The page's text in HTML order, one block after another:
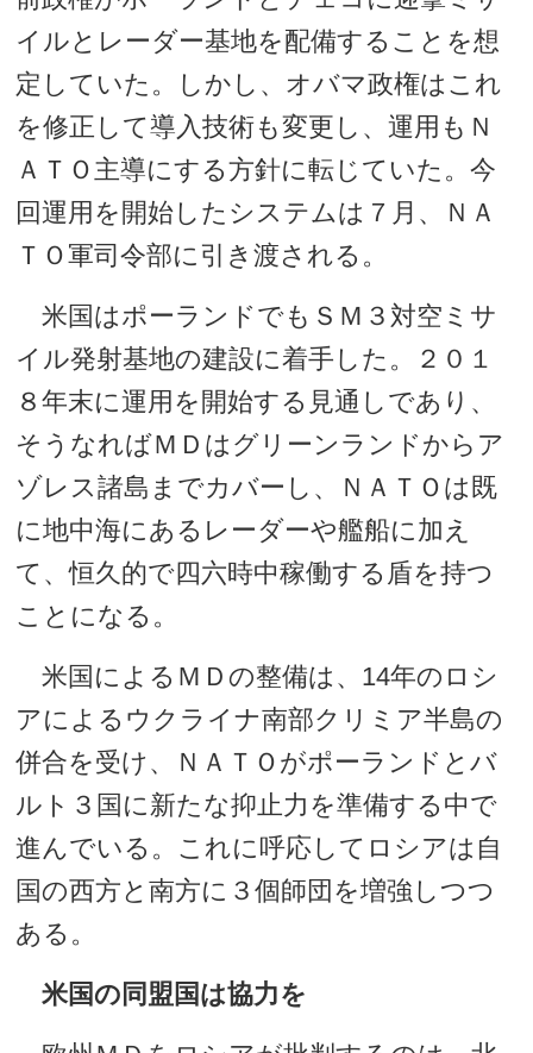
イルとレーダー基地を配備することを想
定していた。しかし、オバマ政権はこれ
を修正して導入技術も変更し、運用もＮ
ＡＴＯ主導にする方針に転じていた。今
回運用を開始したシステムは７月、ＮＡ
ＴＯ軍司令部に引き渡される。
米国はポーランドでもＳＭ３対空ミサ
イル発射基地の建設に着手した。２０１
８年末に運用を開始する見通しであり、
そうなればＭＤはグリーンランドからア
ゾレス諸島までカバーし、ＮＡＴＯは既
に地中海にあるレーダーや艦船に加え
て、恒久的で四六時中稼働する盾を持つ
ことになる。
米国によるＭＤの整備は、14年のロシ
アによるウクライナ南部クリミア半島の
併合を受け、ＮＡＴＯがポーランドとバ
ルト３国に新たな抑止力を準備する中で
進んでいる。これに呼応してロシアは自
国の西方と南方に３個師団を増強しつつ
ある。
米国の同盟国は協力を